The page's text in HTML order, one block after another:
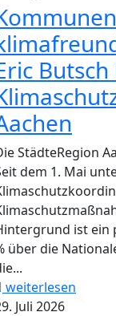
StädteRegion
dem 1. Mai
ist ein
über die
weiterlesen
Juli 2026